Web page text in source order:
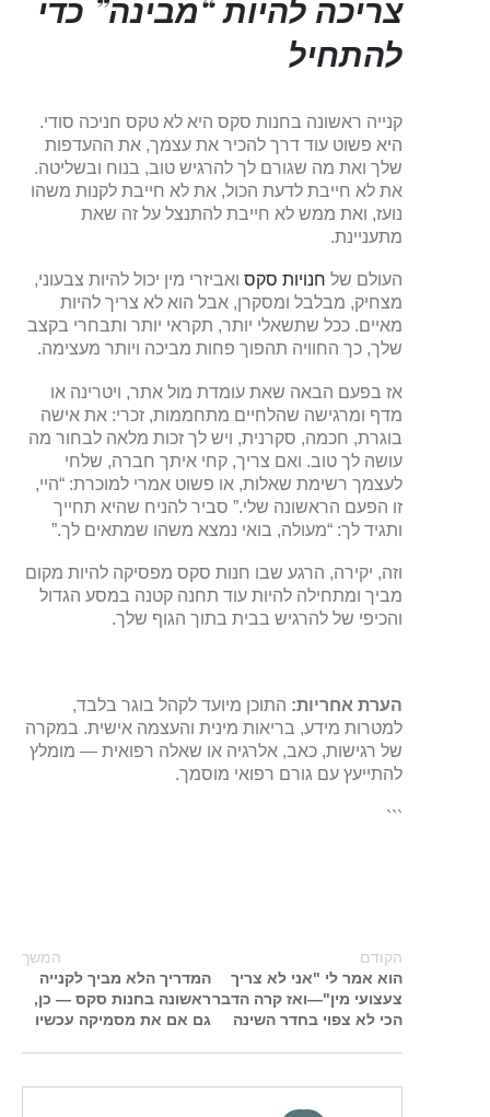
צריכה להיות “מבינה” כדי
להתחיל
קנייה ראשונה בחנות סקס היא לא טקס חניכה סודי.
היא פשוט עוד דרך להכיר את עצמך, את ההעדפות
שלך ואת מה שגורם לך להרגיש טוב, בנוח ובשליטה.
את לא חייבת לדעת הכול, את לא חייבת לקנות משהו
נועז, ואת ממש לא חייבת להתנצל על זה שאת
מתעניינת.
העולם של חנויות סקס ואביזרי מין יכול להיות צבעוני,
מצחיק, מבלבל ומסקרן, אבל הוא לא צריך להיות
מאיים. ככל שתשאלי יותר, תקראי יותר ותבחרי בקצב
שלך, כך החוויה תהפוך פחות מביכה ויותר מעצימה.
אז בפעם הבאה שאת עומדת מול אתר, ויטרינה או
מדף ומרגישה שהלחיים מתחממות, זכרי: את אישה
בוגרת, חכמה, סקרנית, ויש לך זכות מלאה לבחור מה
עושה לך טוב. ואם צריך, קחי איתך חברה, שלחי
לעצמך רשימת שאלות, או פשוט אמרי למוכרת: “היי,
זו הפעם הראשונה שלי.” סביר להניח שהיא תחייך
ותגיד לך: “מעולה, בואי נמצא משהו שמתאים לך.”
וזה, יקירה, הרגע שבו חנות סקס מפסיקה להיות מקום
מביך ומתחילה להיות עוד תחנה קטנה במסע הגדול
והכיפי של להרגיש בבית בתוך הגוף שלך.
הערת אחריות: התוכן מיועד לקהל בוגר בלבד,
למטרות מידע, בריאות מינית והעצמה אישית. במקרה
של רגישות, כאב, אלרגיה או שאלה רפואית — מומלץ
להתייעץ עם גורם רפואי מוסמך.
```
הקודם
הוא אמר לי "אני לא צריך
צעצועי מין"—ואז קרה הדבר
הכי לא צפוי בחדר השינה
המשך
המדריך הלא מביך לקנייה
ראשונה בחנות סקס — כן,
גם אם את מסמיקה עכשיו